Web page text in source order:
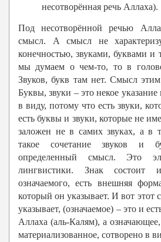
несотворённая речь Аллаха).
Под несотворённой речью
смысл. А смысл не
конечностью, звуками, буквами и
мы думаем о чем-то, то в
Звуков, букв там нет. Смысл этим
Буквы, звуки – это некое
в виду, потому что есть звуки,
есть буквы и звуки, которые не
заложен не в самих звуках, а в
такое сочетание звуков и
определенный смысл. Это
лингвистики. Знак состоит
означаемого, есть внешняя
который он указывает. И вот этот
указывает, (означаемое) – это и
Аллаха (аль-Калям), а
материализованное, сотворено в